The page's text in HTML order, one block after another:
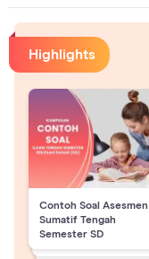
Highlights
Contoh Soal Asesmen
Sumatif Tengah
Semester SD